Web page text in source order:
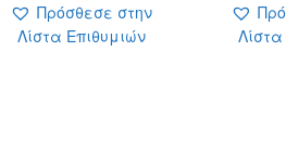
Πρόσθεσε στην
Λίστα Επιθυμιών